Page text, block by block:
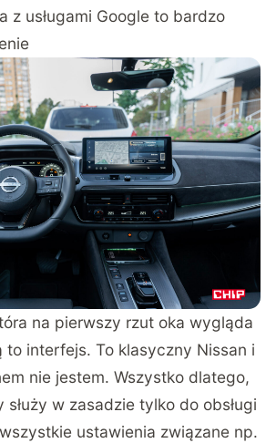
z usługami Google to bardzo
na pierwszy rzut oka wygląda
to interfejs. To klasyczny Nissan i
nie jestem. Wszystko dlatego,
służy w zasadzie tylko do obsługi
ustawienia związane np.